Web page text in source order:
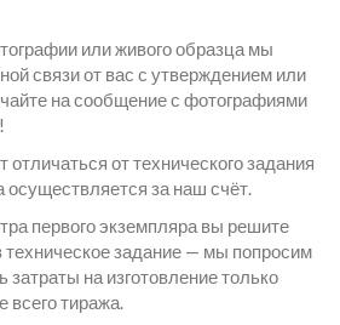
или живого образца мы
связи от вас с утверждением или
на сообщение с фотографиями
отличаться от технического задания
осуществляется за наш счёт.
первого экземпляра вы решите
техническое задание — мы попросим
затраты на изготовление только
всего тиража.